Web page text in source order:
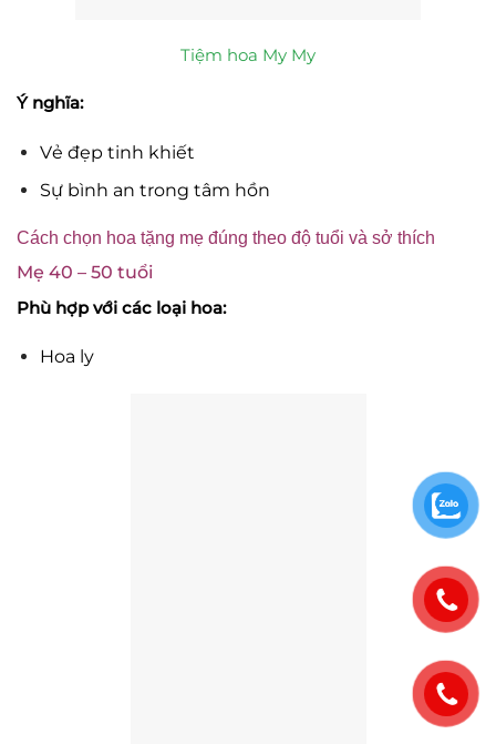
Tiệm hoa My My
Ý nghĩa:
Vẻ đẹp tinh khiết
Sự bình an trong tâm hồn
Cách chọn hoa tặng mẹ đúng theo độ tuổi và sở thích
Mẹ 40 – 50 tuổi
Phù hợp với các loại hoa:
Hoa ly